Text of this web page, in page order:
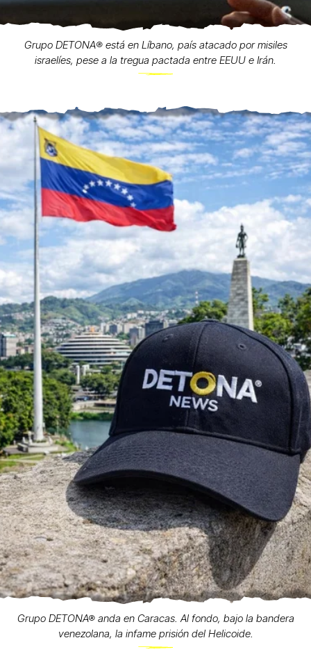
Grupo DETONA®️ está en Líbano, país atacado por misiles
israelíes, pese a la tregua pactada entre EEUU e Irán.
Grupo DETONA® anda en Caracas. Al fondo, bajo la bandera
venezolana, la infame prisión del Helicoide.